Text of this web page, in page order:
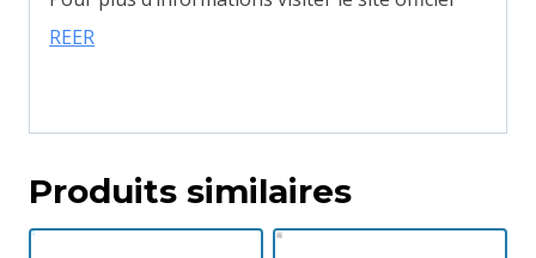
REER
Produits similaires